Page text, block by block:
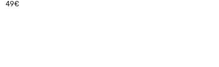
49€